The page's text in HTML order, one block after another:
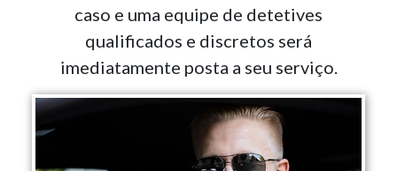
caso e uma equipe de detetives
qualificados e discretos será
imediatamente posta a seu serviço.